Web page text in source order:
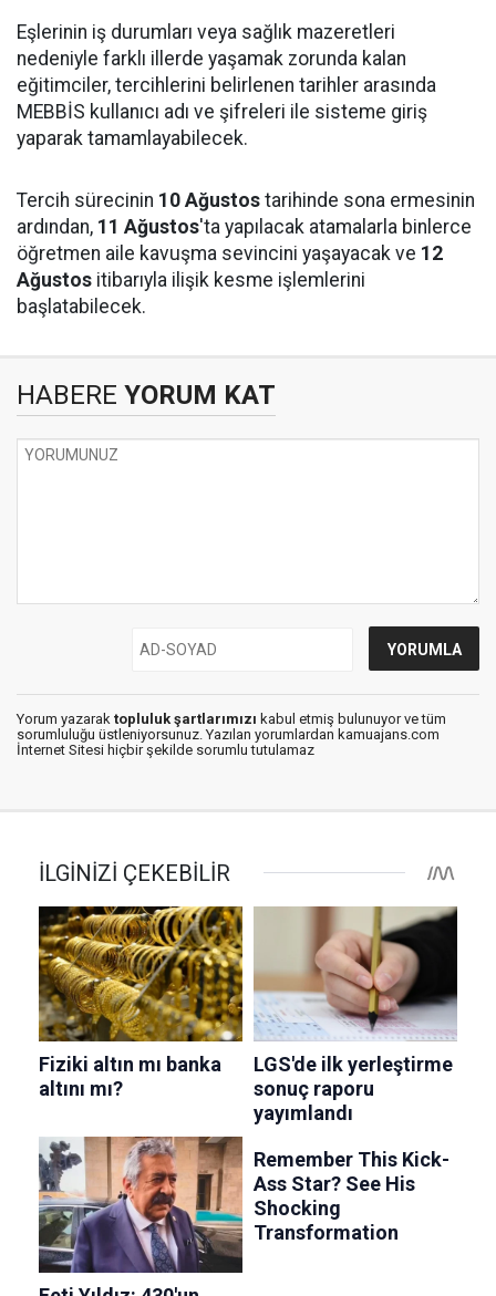
Eşlerinin iş durumları veya sağlık mazeretleri
nedeniyle farklı illerde yaşamak zorunda kalan
eğitimciler, tercihlerini belirlenen tarihler arasında
MEBBİS kullanıcı adı ve şifreleri ile sisteme giriş
yaparak tamamlayabilecek.
Tercih sürecinin 10 Ağustos tarihinde sona ermesinin
ardından, 11 Ağustos'ta yapılacak atamalarla binlerce
öğretmen aile kavuşma sevincini yaşayacak ve 12
Ağustos itibarıyla ilişik kesme işlemlerini
başlatabilecek.
HABERE YORUM KAT
Yorum yazarak topluluk şartlarımızı kabul etmiş bulunuyor ve tüm
sorumluluğu üstleniyorsunuz. Yazılan yorumlardan kamuajans.com
İnternet Sitesi hiçbir şekilde sorumlu tutulamaz